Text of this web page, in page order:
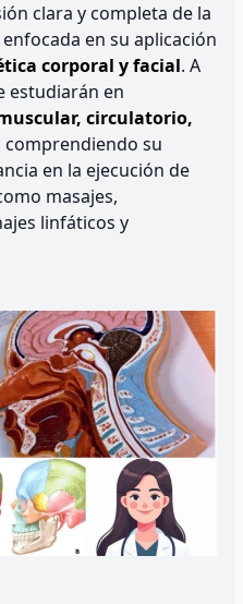
clara y completa de la
enfocada en su aplicación
corporal y facial. A
estudiarán en
circulatorio,
comprendiendo su
en la ejecución de
masajes,
linfáticos y